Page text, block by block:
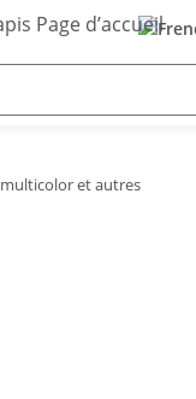
multicolor et autres